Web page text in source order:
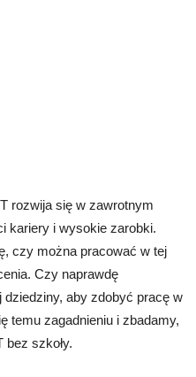
rozwija się w zawrotnym
kariery i wysokie zarobki.
czy można pracować w tej
Czy naprawdę
aby zdobyć pracę w
temu zagadnieniu i zbadamy,
szkoły.